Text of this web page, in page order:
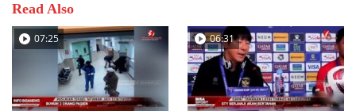
Read Also
07:25 06:31